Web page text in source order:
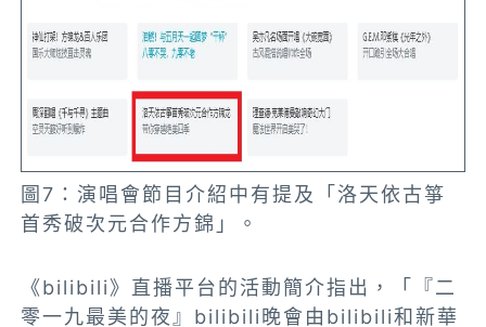
圖7：演唱會節目介紹中有提及「洛天依古箏
首秀破次元合作方錦」。
《bilibili》直播平台的活動簡介指出，「『二
零一九最美的夜』bilibili晚會由bilibili和新華